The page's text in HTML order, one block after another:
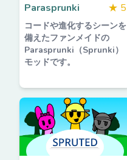
Parasprunki ★ 5
コードや進化するシーンを
備えたファンメイドの
Parasprunki（Sprunki）
モッドです。